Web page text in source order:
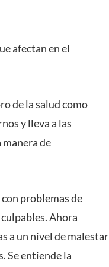
afectan en el
de la salud como
y lleva a las
manera de
problemas de
Ahora
a un nivel de malestar
Se entiende la